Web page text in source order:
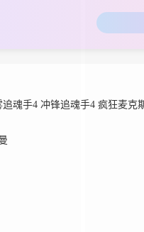
冲锋追魂手4 疯狂麦克斯4 疯狂